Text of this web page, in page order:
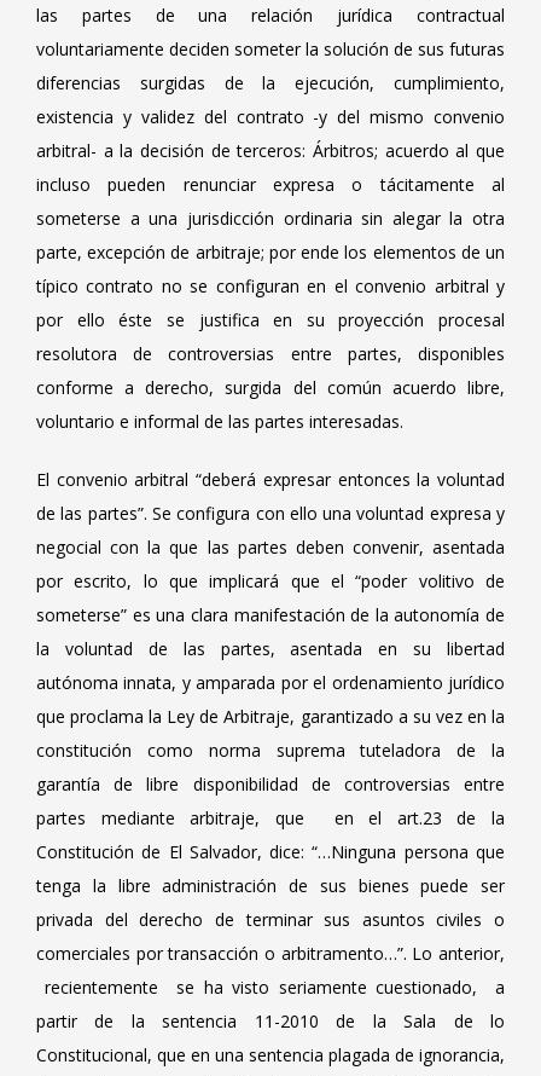
las partes de una relación jurídica contractual
voluntariamente deciden someter la solución de sus futuras
diferencias surgidas de la ejecución, cumplimiento,
existencia y validez del contrato -y del mismo convenio
arbitral- a la decisión de terceros: Árbitros; acuerdo al que
incluso pueden renunciar expresa o tácitamente al
someterse a una jurisdicción ordinaria sin alegar la otra
parte, excepción de arbitraje; por ende los elementos de un
típico contrato no se configuran en el convenio arbitral y
por ello éste se justifica en su proyección procesal
resolutora de controversias entre partes, disponibles
conforme a derecho, surgida del común acuerdo libre,
voluntario e informal de las partes interesadas.
El convenio arbitral “deberá expresar entonces la voluntad
de las partes”. Se configura con ello una voluntad expresa y
negocial con la que las partes deben convenir, asentada
por escrito, lo que implicará que el “poder volitivo de
someterse” es una clara manifestación de la autonomía de
la voluntad de las partes, asentada en su libertad
autónoma innata, y amparada por el ordenamiento jurídico
que proclama la Ley de Arbitraje, garantizado a su vez en la
constitución como norma suprema tuteladora de la
garantía de libre disponibilidad de controversias entre
partes mediante arbitraje, que en el art.23 de la
Constitución de El Salvador, dice: “…Ninguna persona que
tenga la libre administración de sus bienes puede ser
privada del derecho de terminar sus asuntos civiles o
comerciales por transacción o arbitramento…”. Lo anterior,
recientemente se ha visto seriamente cuestionado, a
partir de la sentencia 11-2010 de la Sala de lo
Constitucional, que en una sentencia plagada de ignorancia,